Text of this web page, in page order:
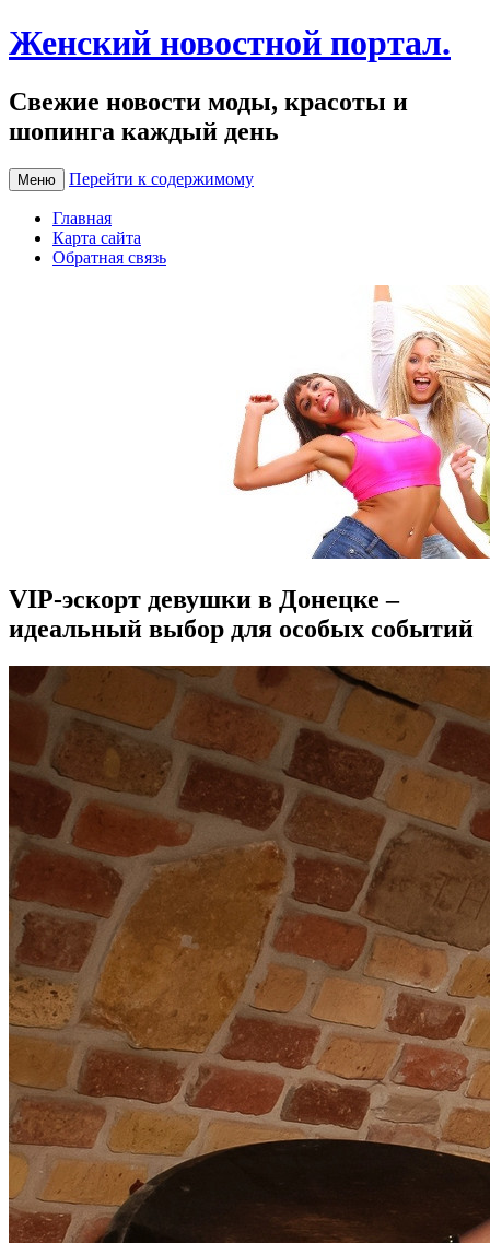
Женский новостной портал.
Свежие новости моды, красоты и
шопинга каждый день
Меню Перейти к содержимому
Главная
Карта сайта
Обратная связь
VIP-эскорт девушки в Донецке –
идеальный выбор для особых событий